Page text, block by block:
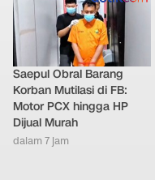
Saepul Obral Barang
Korban Mutilasi di FB:
Motor PCX hingga HP
Dijual Murah
dalam 7 jam